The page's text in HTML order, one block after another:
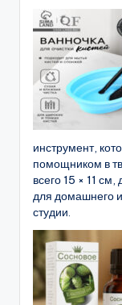
инструмент,
помощником в
всего 15 × 11
для домашнего
студии.